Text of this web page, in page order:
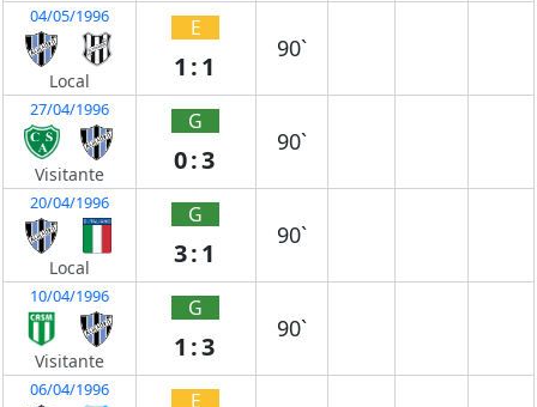
04/05/1996
Local
E
1:1
90`
27/04/1996
Visitante
G
0:3
90`
20/04/1996
Local
G
3:1
90`
10/04/1996
Visitante
G
1:3
90`
06/04/1996 E